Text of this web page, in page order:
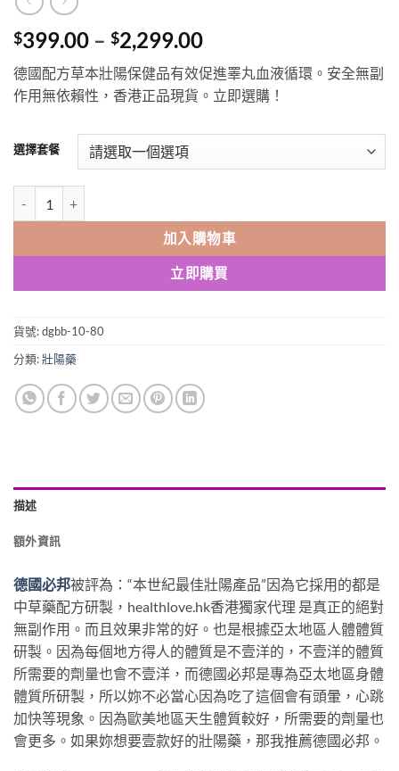
$399.00 – $2,299.00Price
range:
$399.00
through
德國配方草本壯陽保健品有效促進睪丸血液循環。安全無副
作用無依賴性，香港正品現貨。立即選購！
選擇套餐
加入購物車
立即購買
貨號:dgbb-10-80
分類:壯陽藥
描述
額外資訊
德國必邦被評為：“本世紀最佳壯陽產品”因為它採用的都是
中草藥配方研製，healthlove.hk香港獨家代理 是真正的絕對
無副作用。而且效果非常的好。也是根據亞太地區人體體質
研製。因為每個地方得人的體質是不壹洋的，不壹洋的體質
所需要的劑量也會不壹洋，而德國必邦是專為亞太地區身體
體質所研製，所以妳不必當心因為吃了這個會有頭暈，心跳
加快等現象。因為歐美地區天生體質較好，所需要的劑量也
會更多。如果妳想要壹款好的壯陽藥，那我推薦德國必邦。